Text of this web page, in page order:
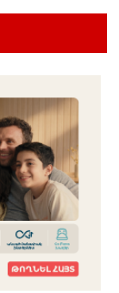
4 дней назад
на Seaside
6 дней назад
теперь можно
imID
6 дней назад